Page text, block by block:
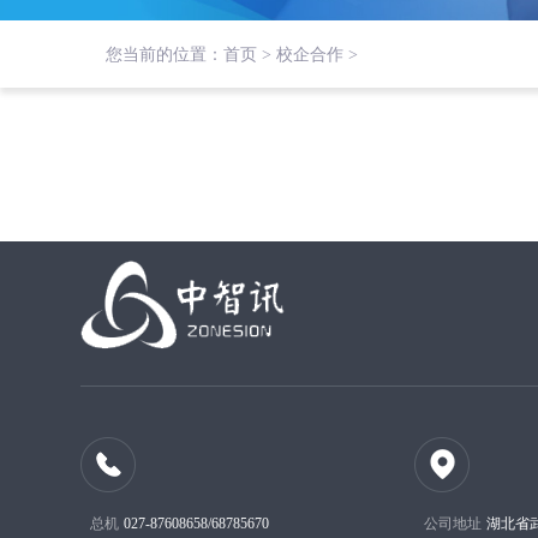
您当前的位置： 首页 > 校企合作 >
总机 027-87608658/68785670 公司地址 湖北省